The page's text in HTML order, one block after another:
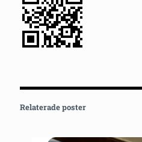
Relaterade poster